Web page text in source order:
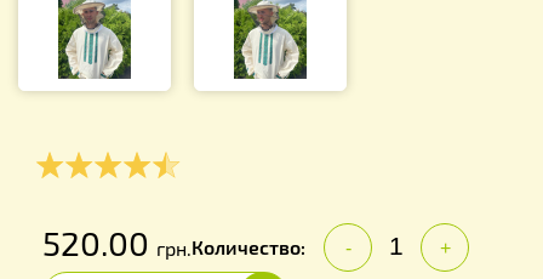
520.00 грн.Количество: - +